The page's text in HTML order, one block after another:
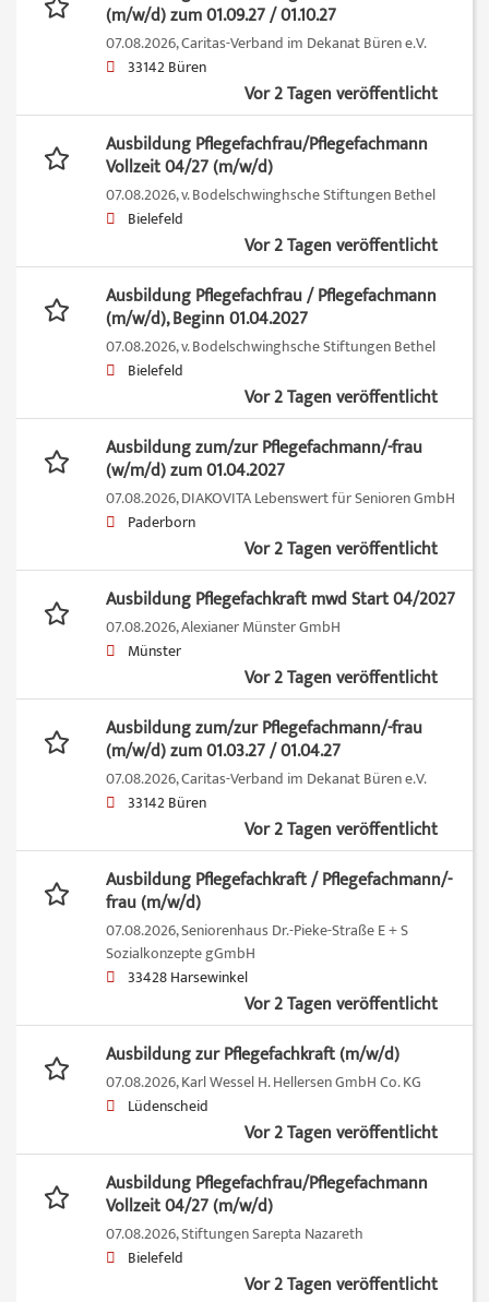
(m/w/d) zum 01.09.27 / 01.10.27
07.08.2026,Caritas-Verband im Dekanat Büren e.V.
33142 Büren
Vor 2 Tagen veröffentlicht
Ausbildung Pflegefachfrau/Pflegefachmann
Vollzeit 04/27 (m/w/d)
07.08.2026,v. Bodelschwinghsche Stiftungen Bethel
Bielefeld
Vor 2 Tagen veröffentlicht
Ausbildung Pflegefachfrau / Pflegefachmann
(m/w/d), Beginn 01.04.2027
07.08.2026,v. Bodelschwinghsche Stiftungen Bethel
Bielefeld
Vor 2 Tagen veröffentlicht
Ausbildung zum/zur Pflegefachmann/-frau
(w/m/d) zum 01.04.2027
07.08.2026,DIAKOVITA Lebenswert für Senioren GmbH
Paderborn
Vor 2 Tagen veröffentlicht
Ausbildung Pflegefachkraft mwd Start 04/2027
07.08.2026,Alexianer Münster GmbH
Münster
Vor 2 Tagen veröffentlicht
Ausbildung zum/zur Pflegefachmann/-frau
(m/w/d) zum 01.03.27 / 01.04.27
07.08.2026,Caritas-Verband im Dekanat Büren e.V.
33142 Büren
Vor 2 Tagen veröffentlicht
Ausbildung Pflegefachkraft / Pflegefachmann/-
frau (m/w/d)
07.08.2026,Seniorenhaus Dr.-Pieke-Straße E + S
Sozialkonzepte gGmbH
33428 Harsewinkel
Vor 2 Tagen veröffentlicht
Ausbildung zur Pflegefachkraft (m/w/d)
07.08.2026,Karl Wessel H. Hellersen GmbH Co. KG
Lüdenscheid
Vor 2 Tagen veröffentlicht
Ausbildung Pflegefachfrau/Pflegefachmann
Vollzeit 04/27 (m/w/d)
07.08.2026,Stiftungen Sarepta Nazareth
Bielefeld
Vor 2 Tagen veröffentlicht